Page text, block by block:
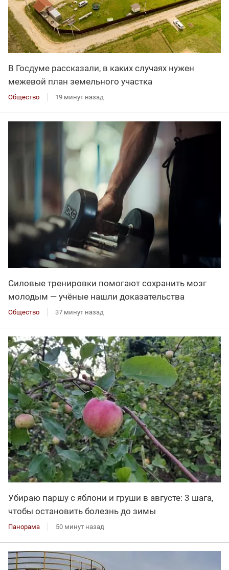
В Госдуме рассказали, в каких случаях нужен
межевой план земельного участка
Общество 19 минут назад
Силовые тренировки помогают сохранить мозг
молодым — учёные нашли доказательства
Общество 37 минут назад
Убираю паршу с яблони и груши в августе: 3 шага,
чтобы остановить болезнь до зимы
Панорама 50 минут назад